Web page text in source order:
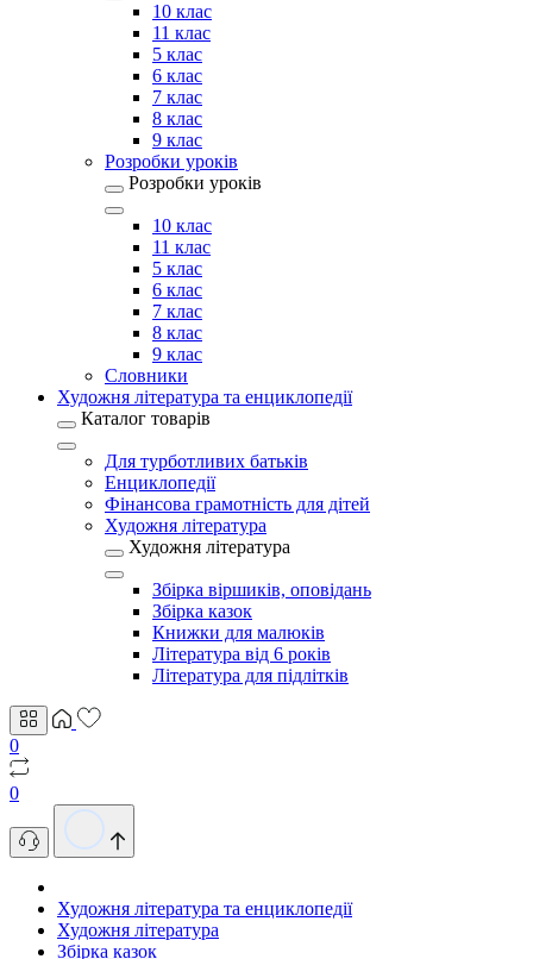
10 клас
11 клас
5 клас
6 клас
7 клас
8 клас
9 клас
Розробки уроків
Розробки уроків
10 клас
11 клас
5 клас
6 клас
7 клас
8 клас
9 клас
Словники
Художня література та енциклопедії
Каталог товарів
Для турботливих батьків
Енциклопедії
Фінансова грамотність для дітей
Художня література
Художня література
Збірка віршиків, оповідань
Збірка казок
Книжки для малюків
Література від 6 років
Література для підлітків
0
0
Художня література та енциклопедії
Художня література
Збірка казок